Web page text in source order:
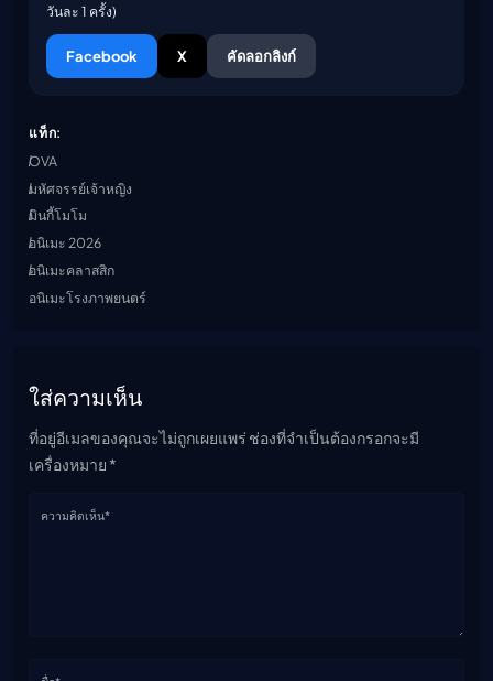
วันละ 1 ครั้ง)
Facebook X คัดลอกลิงก์
แท็ก:
OVA
มหัศจรรย์เจ้าหญิง
มินกี้โมโม
อนิเมะ 2026
อนิเมะคลาสสิก
อนิเมะโรงภาพยนตร์
ใส่ความเห็น
ที่อยู่อีเมลของคุณจะไม่ถูกเผยแพร่ ช่องที่จำเป็นต้องกรอกจะมี
เครื่องหมาย *
ความคิดเห็น*